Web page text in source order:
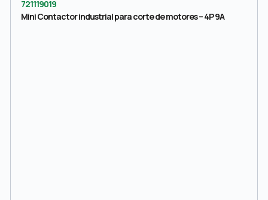
721119019
Mini Contactor industrial para corte de motores – 4P 9A